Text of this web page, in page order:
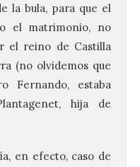
la bula, para que el
el matrimonio, no
el reino de Castilla
(no olvidemos que
Fernando, estaba
hija de
en efecto, caso de